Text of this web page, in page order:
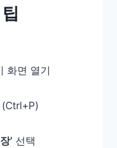
화면 열기
’ 선택